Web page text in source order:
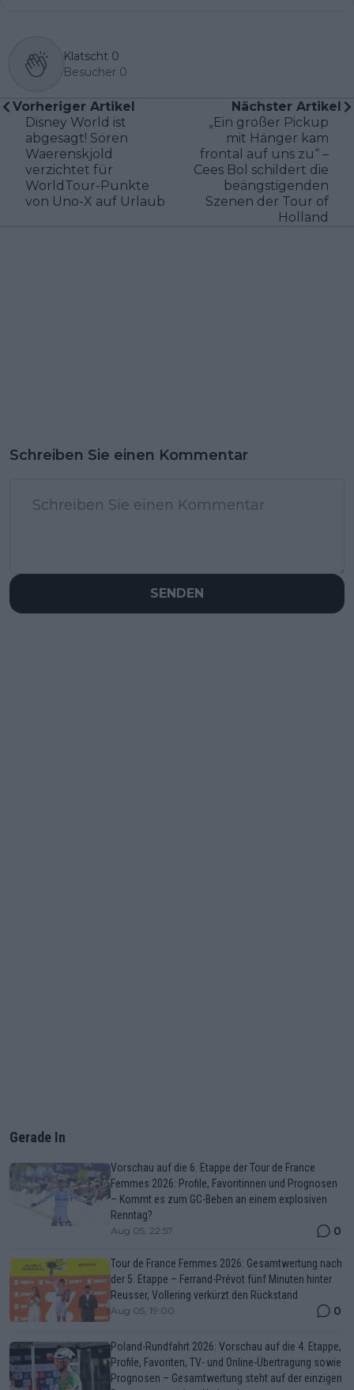
Klatscht 0
Besucher 0
Vorheriger Artikel
Disney World ist
abgesagt! Sören
Waerenskjold
verzichtet für
WorldTour-Punkte
von Uno-X auf Urlaub
Nächster Artikel
„Ein großer Pickup
mit Hänger kam
frontal auf uns zu“ –
Cees Bol schildert die
beängstigenden
Szenen der Tour of
Holland
Schreiben Sie einen Kommentar
SENDEN
Gerade In
Vorschau auf die 6. Etappe der Tour de France
Femmes 2026: Profile, Favoritinnen und Prognosen
– Kommt es zum GC-Beben an einem explosiven
Renntag?
Aug 05, 22:57 0
Tour de France Femmes 2026: Gesamtwertung nach
der 5. Etappe – Ferrand-Prévot fünf Minuten hinter
Reusser, Vollering verkürzt den Rückstand
Aug 05, 19:00 0
Poland-Rundfahrt 2026: Vorschau auf die 4. Etappe,
Profile, Favoriten, TV- und Online-Übertragung sowie
Prognosen – Gesamtwertung steht auf der einzigen